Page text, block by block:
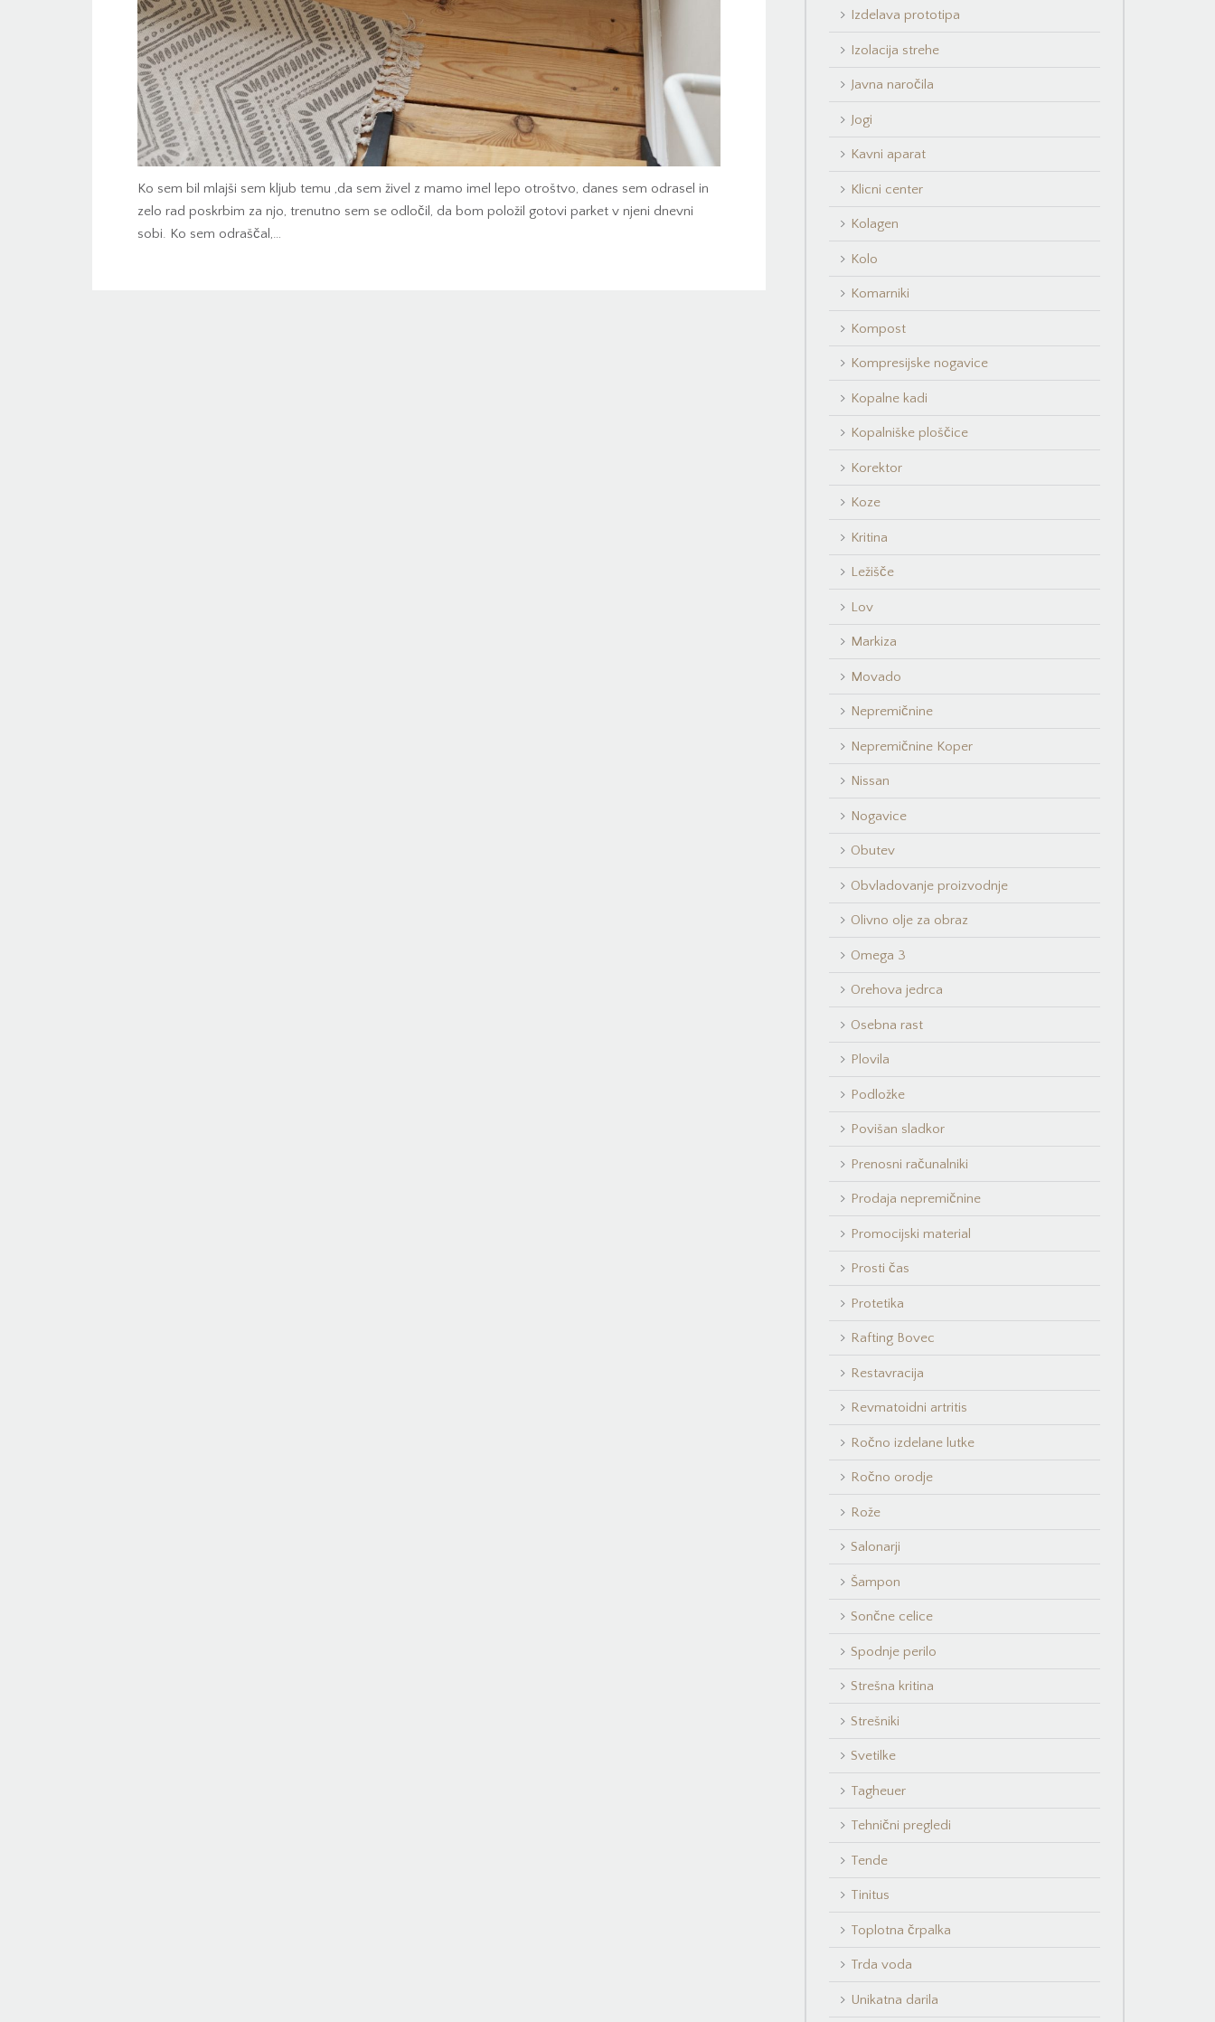
Ko sem bil mlajši sem kljub temu ,da sem živel z mamo imel lepo otroštvo, danes sem odrasel in
zelo rad poskrbim za njo, trenutno sem se odločil, da bom položil gotovi parket v njeni dnevni
sobi. Ko sem odraščal,…
Izdelava prototipa
Izolacija strehe
Javna naročila
Jogi
Kavni aparat
Klicni center
Kolagen
Kolo
Komarniki
Kompost
Kompresijske nogavice
Kopalne kadi
Kopalniške ploščice
Korektor
Koze
Kritina
Ležišče
Lov
Markiza
Movado
Nepremičnine
Nepremičnine Koper
Nissan
Nogavice
Obutev
Obvladovanje proizvodnje
Olivno olje za obraz
Omega 3
Orehova jedrca
Osebna rast
Plovila
Podložke
Povišan sladkor
Prenosni računalniki
Prodaja nepremičnine
Promocijski material
Prosti čas
Protetika
Rafting Bovec
Restavracija
Revmatoidni artritis
Ročno izdelane lutke
Ročno orodje
Rože
Salonarji
Šampon
Sončne celice
Spodnje perilo
Strešna kritina
Strešniki
Svetilke
Tagheuer
Tehnični pregledi
Tende
Tinitus
Toplotna črpalka
Trda voda
Unikatna darila